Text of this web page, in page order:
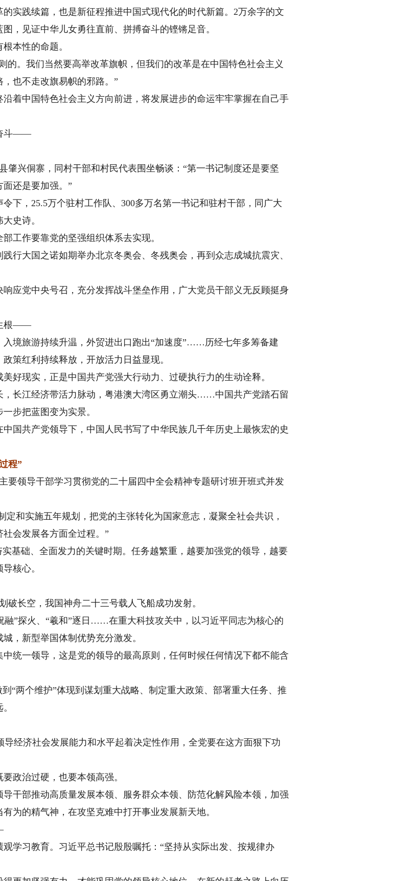
践续篇，也是新征程推进中国式现代化的时代新篇。2万余字的文
，见证中华儿女勇往直前、拼搏奋斗的铿锵足音。
本性的命题。
。我们当然要高举改革旗帜，但我们的改革是在中国特色社会主义
也不走改旗易帜的邪路。”
中国特色社会主义方向前进，将发展进步的命运牢牢掌握在自己手
斗——
兴侗寨，同村干部和村民代表围坐畅谈：“第一书记制度还是要坚
还是要加强。”
，25.5万个驻村工作队、300多万名第一书记和驻村干部，同广大
史诗。
作要靠党的坚强组织体系去实现。
大国之诺如期举办北京冬奥会、冬残奥会，再到众志成城抗震灾、
党中央号召，充分发挥战斗堡垒作用，广大党员干部义无反顾挺身
根——
境旅游持续升温，外贸进出口跑出“加速度”……历经七年多筹备建
策红利持续释放，开放活力日益显现。
现实，正是中国共产党强大行动力、过硬执行力的生动诠释。
长江经济带活力脉动，粤港澳大湾区勇立潮头……中国共产党踏石留
步把蓝图变为实景。
共产党领导下，中国人民书写了中华民族几千年历史上最恢宏的史
程”
领导干部学习贯彻党的二十届四中全会精神专题研讨班开班式并发
和实施五年规划，把党的主张转化为国家意志，凝聚全社会共识，
会发展各方面全过程。”
础、全面发力的关键时期。任务越繁重，越要加强党的领导，越要
核心。
长空，我国神舟二十三号载人飞船成功发射。
”探火、“羲和”逐日……在重大科技攻关中，以习近平同志为核心的
，新型举国体制优势充分激发。
一领导，这是党的领导的最高原则，任何时候任何情况下都不能含
两个维护”体现到谋划重大战略、制定重大政策、部署重大任务、推
经济社会发展能力和水平起着决定性作用，全党要在这方面狠下功
政治过硬，也要本领高强。
部推动高质量发展本领、服务群众本领、防范化解风险本领，加强
为的精气神，在攻坚克难中打开事业发展新天地。
习教育。习近平总书记殷殷嘱托：“坚持从实际出发、按规律办